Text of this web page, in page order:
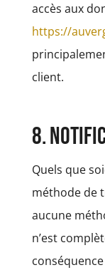
accès aux
https://
client.
8.
Quels que
méthode de
aucune
n’est